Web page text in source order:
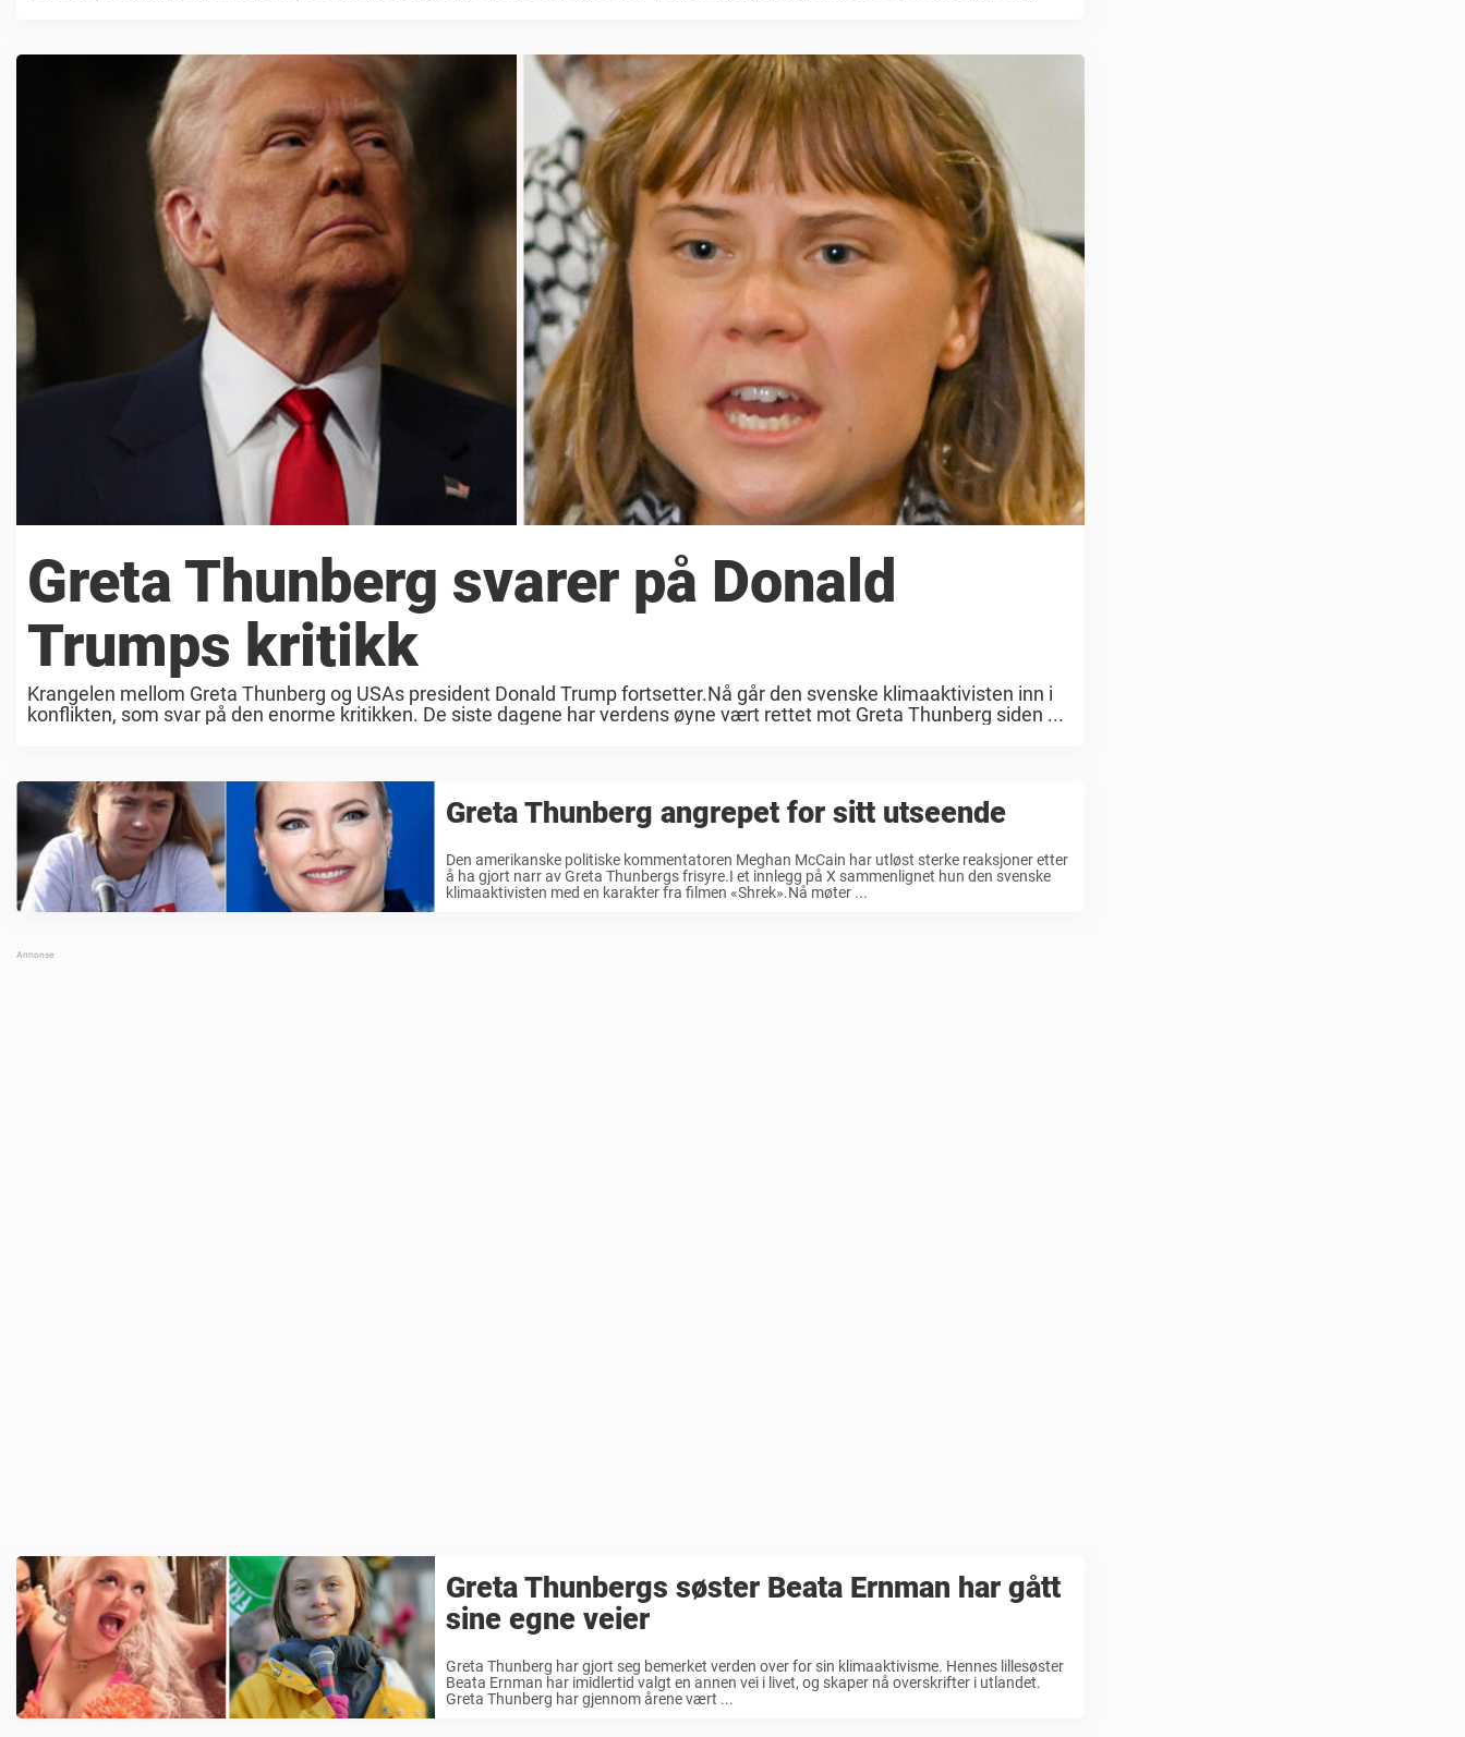
Greta Thunberg svarer på Donald
Trumps kritikk
Krangelen mellom Greta Thunberg og USAs president Donald Trump fortsetter.Nå går den svenske klimaaktivisten inn i
konflikten, som svar på den enorme kritikken. De siste dagene har verdens øyne vært rettet mot Greta Thunberg siden ...
Greta Thunberg angrepet for sitt utseende
Den amerikanske politiske kommentatoren Meghan McCain har utløst sterke reaksjoner etter
å ha gjort narr av Greta Thunbergs frisyre.I et innlegg på X sammenlignet hun den svenske
klimaaktivisten med en karakter fra filmen «Shrek».Nå møter ...
Greta Thunbergs søster Beata Ernman har gått
sine egne veier
Greta Thunberg har gjort seg bemerket verden over for sin klimaaktivisme. Hennes lillesøster
Beata Ernman har imidlertid valgt en annen vei i livet, og skaper nå overskrifter i utlandet.
Greta Thunberg har gjennom årene vært ...